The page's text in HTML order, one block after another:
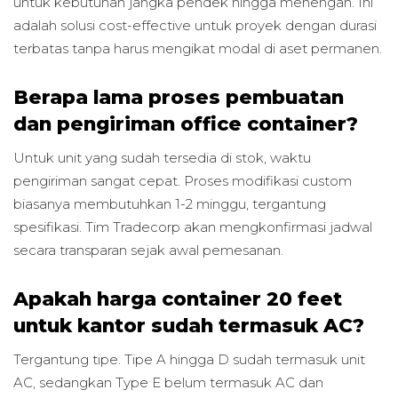
adalah solusi cost-effective untuk proyek dengan durasi
terbatas tanpa harus mengikat modal di aset permanen.
Berapa lama proses pembuatan
dan pengiriman office container?
Untuk unit yang sudah tersedia di stok, waktu
pengiriman sangat cepat. Proses modifikasi custom
biasanya membutuhkan 1-2 minggu, tergantung
spesifikasi. Tim Tradecorp akan mengkonfirmasi jadwal
secara transparan sejak awal pemesanan.
Apakah harga container 20 feet
untuk kantor sudah termasuk AC?
Tergantung tipe. Tipe A hingga D sudah termasuk unit
AC, sedangkan Type E belum termasuk AC dan